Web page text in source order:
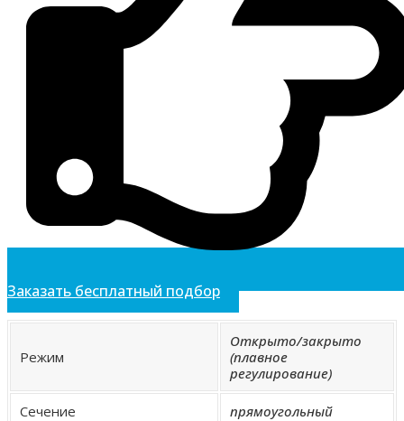
Заказать бесплатный подбор
Режим
Открыто/закрыто
(плавное
регулирование)
Сечение прямоугольный